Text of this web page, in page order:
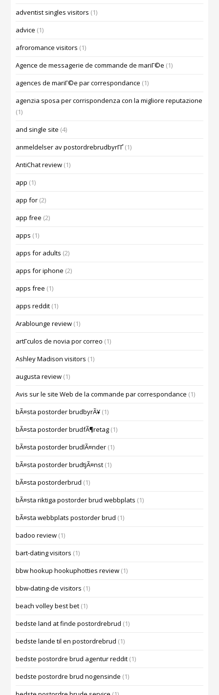
adventist singles visitors (1)
advice (1)
afroromance visitors (1)
Agence de messagerie de commande de mariГ©e (1)
agences de mariГ©e par correspondance (1)
agenzia sposa per corrispondenza con la migliore reputazione
(1)
and single site (4)
anmeldelser av postordrebrudbyrГҐ (1)
AntiChat review (1)
app (1)
app for (2)
app free (2)
apps (1)
apps for adults (2)
apps for iphone (2)
apps free (1)
apps reddit (1)
Arablounge review (1)
artГ­culos de novia por correo (1)
Ashley Madison visitors (1)
augusta review (1)
Avis sur le site Web de la commande par correspondance (1)
bÃ¤sta postorder brudbyrÃ¥ (1)
bÃ¤sta postorder brudfÃ¶retag (1)
bÃ¤sta postorder brudlÃ¤nder (1)
bÃ¤sta postorder brudtjÃ¤nst (1)
bÃ¤sta postorderbrud (1)
bÃ¤sta riktiga postorder brud webbplats (1)
bÃ¤sta webbplats postorder brud (1)
badoo review (1)
bart-dating visitors (1)
bbw hookup hookuphotties review (1)
bbw-dating-de visitors (1)
beach volley best bet (1)
bedste land at finde postordrebrud (1)
bedste lande til en postordrebrud (1)
bedste postordre brud agentur reddit (1)
bedste postordre brud nogensinde (1)